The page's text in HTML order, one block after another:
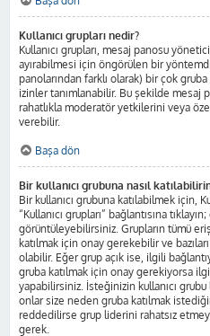
Kullanıcı grupları nedir?
Kullanıcı grupları, mesaj panosu
ayırabilmesi için öngörülen bir
panolarından farklı olarak) bir çok
izinler tanımlanabilir. Bu şekilde mesaj
rahatlıkla moderatör yetkilerini veya
verebilir.
Başa dön
Bir kullanıcı grubuna nasıl
Bir kullanıcı grubuna katılabilmek için,
“Kullanıcı grupları” bağlantısına
görüntüleyebilirsiniz. Grupların tümü
katılmak için onay gerekebilir ve
olabilir. Eğer grup açık ise, ilgili
gruba katılmak için onay gerekiyorsa
yapabilirsiniz. İsteğinizin kullanıcı
onlar size neden gruba katılmak
reddedilirse grup liderini rahatsız
gerek.